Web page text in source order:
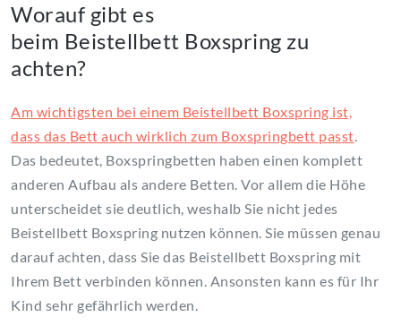
Worauf gibt es
beim Beistellbett Boxspring zu
achten?
Am wichtigsten bei einem Beistellbett Boxspring ist,
dass das Bett auch wirklich zum Boxspringbett passt.
Das bedeutet, Boxspringbetten haben einen komplett
anderen Aufbau als andere Betten. Vor allem die Höhe
unterscheidet sie deutlich, weshalb Sie nicht jedes
Beistellbett Boxspring nutzen können. Sie müssen genau
darauf achten, dass Sie das Beistellbett Boxspring mit
Ihrem Bett verbinden können. Ansonsten kann es für Ihr
Kind sehr gefährlich werden.